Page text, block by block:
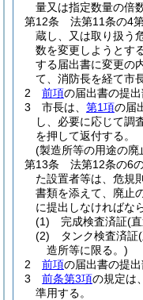
量又は指定数量の倍
第12条
法第11条の4
蔵し、又は取り扱う
数を変更しようとす
する届出書に変更の
て、消防長を経て市
2
前項の届出書の提出
3
市長は、 第1項の届
し、必要に応じて調
を押して返付する。
(製造所等の用途の廃
第13条
法第12条の6
た設置者等は、危規
書類を添えて、廃止
に提出しなければな
(1)
完成検査済証(
(2)
タンク検査済証
造所等に限る。)
2
前項の届出書の提出
3
前条第3項の規定は、
準用する。